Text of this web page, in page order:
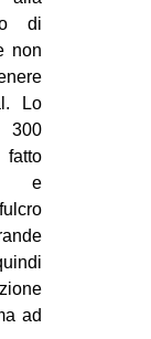
di
non
Lo
300
fatto
e
ad